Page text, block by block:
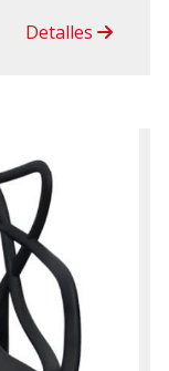
Detalles